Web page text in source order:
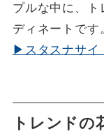
プルな中に、ト
ディネートです
▶スタスナサイ
トレンドの